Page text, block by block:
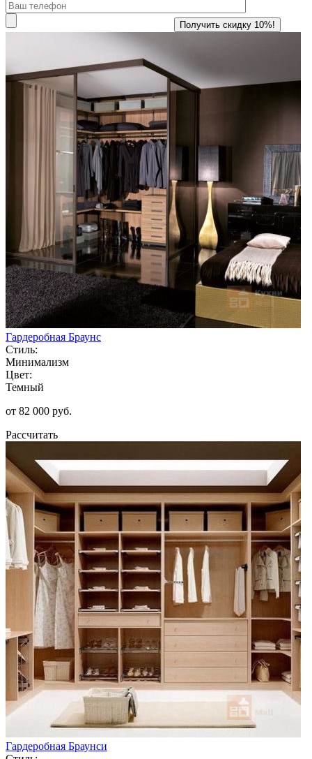
Гардеробная Браунс
Стиль:
Минимализм
Цвет:
Темный
от 82 000 руб.
Рассчитать
Гардеробная Браунси